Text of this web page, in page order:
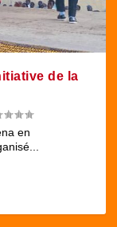
de la
en